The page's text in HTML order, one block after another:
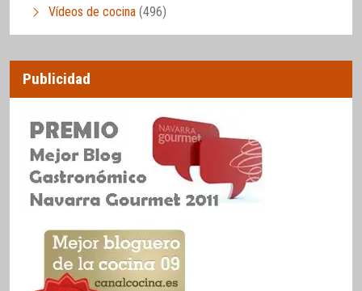
Vídeos de cocina (496)
Publicidad